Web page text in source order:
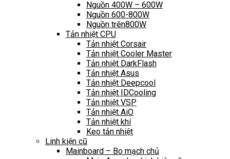
Nguồn 400W – 600W
Nguồn 600-800W
Nguồn trên800W
Tản nhiệt CPU
Tản nhiệt Corsair
Tản nhiệt Cooler Master
Tản nhiệt DarkFlash
Tản nhiệt Asus
Tản nhiệt Deepcool
Tản nhiệt IDCooling
Tản nhiệt VSP
Tản nhiệt AiO
Tản nhiệt khí
Keo tản nhiệt
Linh kiện cũ
Mainboard – Bo mạch chủ